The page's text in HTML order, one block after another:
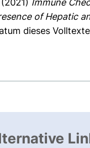
(2021) Immune
of Hepatic
dieses